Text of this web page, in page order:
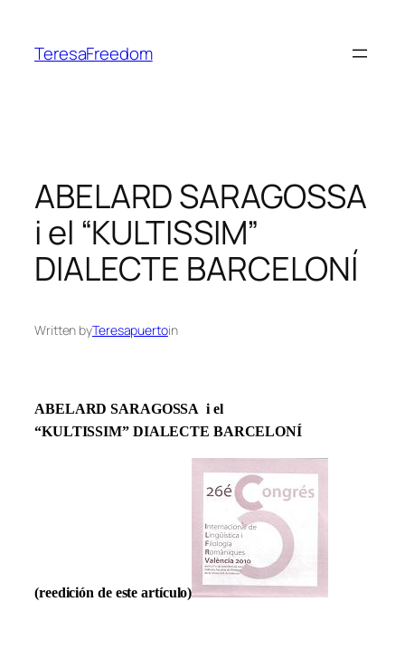
content
TeresaFreedom
ABELARD SARAGOSSA
i el “KULTISSIM”
DIALECTE BARCELONÍ
Written byTeresapuertoin
ABELARD SARAGOSSA i el
“KULTISSIM” DIALECTE BARCELONÍ
(reedición de este artículo)